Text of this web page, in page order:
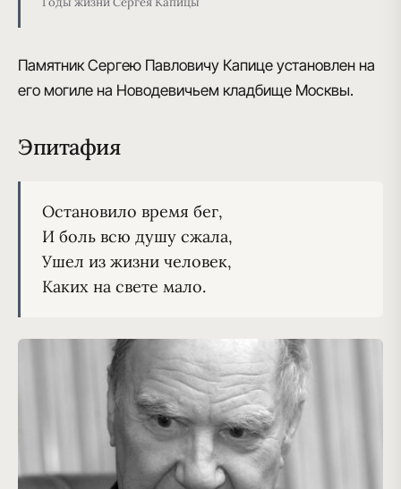
Памятник Сергею Павловичу Капице установлен на
его могиле на Новодевичьем кладбище Москвы.
Эпитафия
Остановило время бег,
И боль всю душу сжала,
Ушел из жизни человек,
Каких на свете мало.